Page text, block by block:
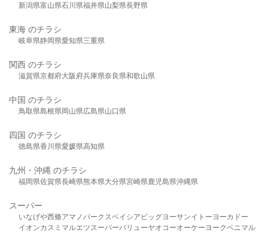
新潟県富山県石川県福井県山梨県長野県
東海 のチラシ
岐阜県静岡県愛知県三重県
関西 のチラシ
滋賀県京都府大阪府兵庫県奈良県和歌山県
中国 のチラシ
鳥取県島根県岡山県広島県山口県
四国 のチラシ
徳島県香川県愛媛県高知県
九州・沖縄 のチラシ
福岡県佐賀県長崎県熊本県大分県宮崎県鹿児島県沖縄県
スーパー
いなげや西條アマノパークスベイシア ビッグヨーサンイトーヨーカドー
イオンカスミ マルエツスーパーバリューヤオコーオーケー ヨークベニマル